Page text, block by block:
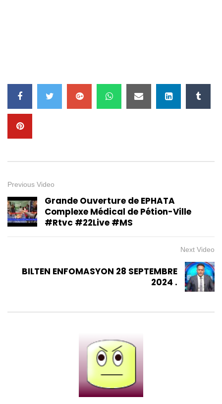
Manzè du groupe Boukman
Eksperyans, invité d’honneur de
CARAIBES CULTURE + || 25
Café Philo Haïti : “Demain: Que
peut on faire ?” avec Michel
acoustique 5:7, Dj Kemissa, Mide
à la Caféière , Delmas 83
CARAIBES CULTURE + || Samedi 15
CARAIBES CULTURE + || SAMEDI 08
MARS 2025
19
Previous Video
Grande Ouverture de EPHATA
Complexe Médical de Pétion-Ville
#Rtvc #22Live #MS
Next Video
BILTEN ENFOMASYON 28 SEPTEMBRE
2024 .